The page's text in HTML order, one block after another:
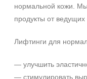
Гладкость
Защита
Показать еще
Область применения
нормальной кожи.
продукты от ведущих
Лифтинги для
— улучшить
— стимулировать